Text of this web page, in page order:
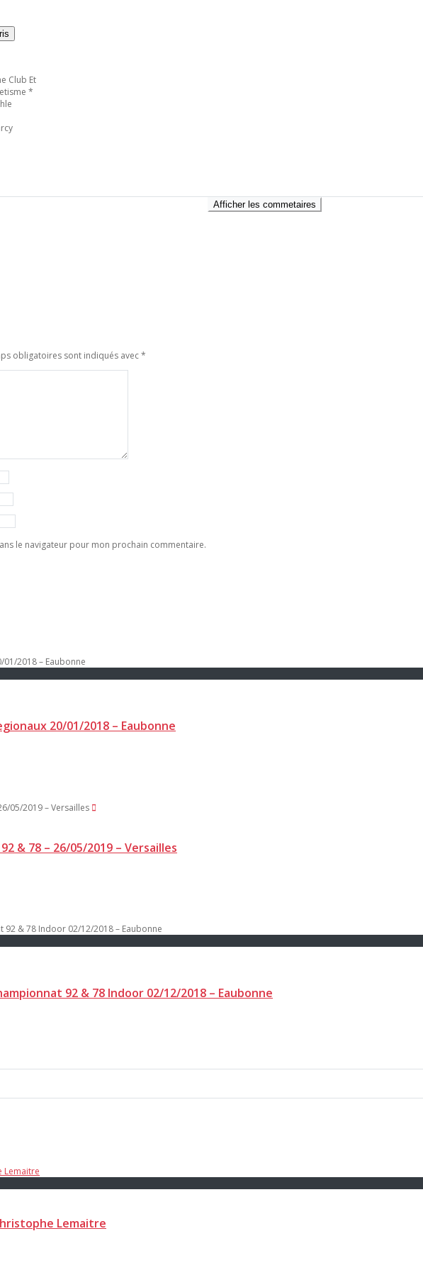
Club Et
*
Afficher les commetaires
obligatoires sont indiqués avec*
le navigateur pour mon prochain commentaire.
20/01/2018 – Eaubonne
& 78 – 26/05/2019 – Versailles
92 & 78 Indoor 02/12/2018 – Eaubonne
Lemaitre